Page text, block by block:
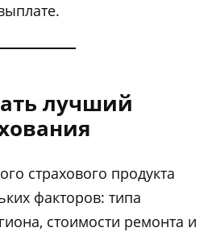
лучший
страхового продукта
факторов: типа
стоимости ремонта и